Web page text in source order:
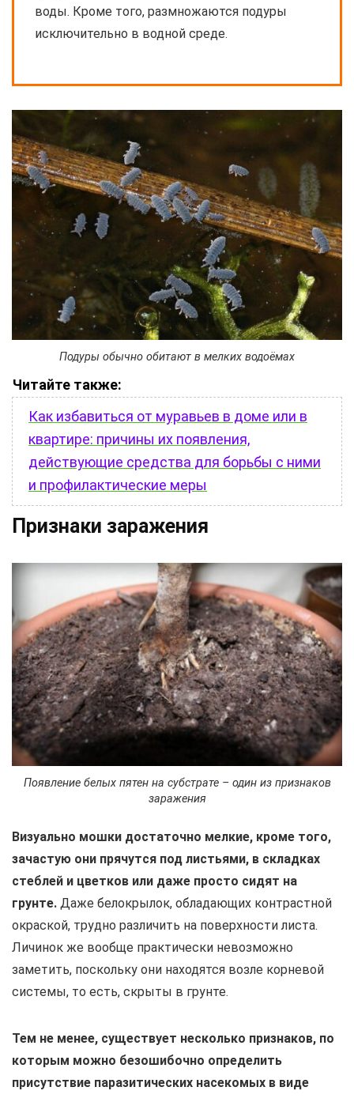
воды. Кроме того, размножаются подуры
исключительно в водной среде.
Подуры обычно обитают в мелких водоёмах
Читайте также:
Как избавиться от муравьев в доме или в
квартире: причины их появления,
действующие средства для борьбы с ними
и профилактические меры
Признаки заражения
Появление белых пятен на субстрате – один из признаков
заражения
Визуально мошки достаточно мелкие, кроме того,
зачастую они прячутся под листьями, в складках
стеблей и цветков или даже просто сидят на
грунте. Даже белокрылок, обладающих контрастной
окраской, трудно различить на поверхности листа.
Личинок же вообще практически невозможно
заметить, поскольку они находятся возле корневой
системы, то есть, скрыты в грунте.
Тем не менее, существует несколько признаков, по
которым можно безошибочно определить
присутствие паразитических насекомых в виде